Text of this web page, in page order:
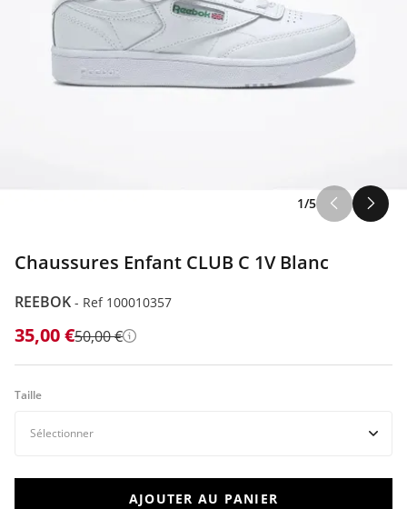
1/5
Chaussures Enfant CLUB C 1V Blanc
REEBOK - Ref 100010357
35,00 €50,00 € Détails
Taille
AJOUTER AU PANIER